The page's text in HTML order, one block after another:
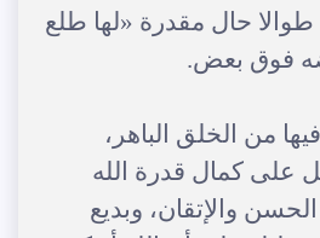
حال مقدرة «لها طلع
فوق بعض.
من الخلق الباهر،
على كمال قدرة الله
والإتقان، وبديع